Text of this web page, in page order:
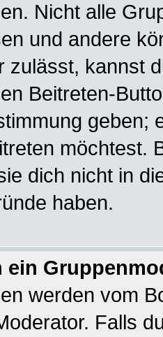
Nicht alle
und andere
zulässt, kannst
Beitreten-
geben;
möchtest.
dich nicht in
haben.
ein
werden vom
Falls